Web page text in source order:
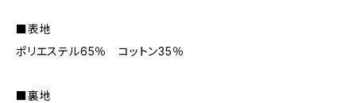
■表地
ポリエステル65％ コットン35％
■裏地